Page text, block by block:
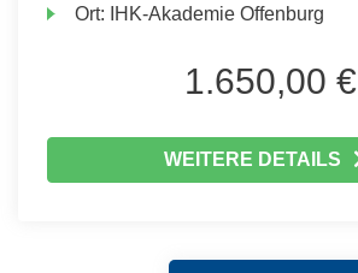
Ort: IHK-Akademie Offenburg
1.650,00 €
WEITERE DETAILS